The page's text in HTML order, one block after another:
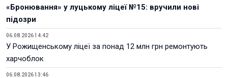
«Бронювання» у луцькому ліцеї №15: вручили нові
підозри
06.08.2026 14:42
У Рожищенському ліцеї за понад 12 млн грн ремонтують
харчоблок
06.08.2026 13:46